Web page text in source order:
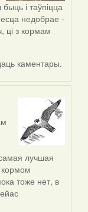
і таўпіцца
недобрае -
ці з кормам
каментары.
лучшая
кормом
тоже нет, в